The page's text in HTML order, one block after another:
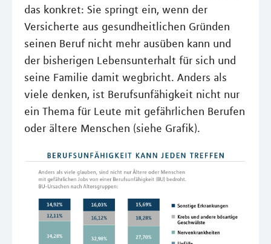
das konkret: Sie springt ein, wenn der
Versicherte aus gesundheitlichen Gründen
seinen Beruf nicht mehr ausüben kann und
der bisherigen Lebensunterhalt für sich und
seine Familie damit wegbricht. Anders als
viele denken, ist Berufsunfähigkeit nicht nur
ein Thema für Leute mit gefährlichen Berufen
oder ältere Menschen (siehe Grafik).